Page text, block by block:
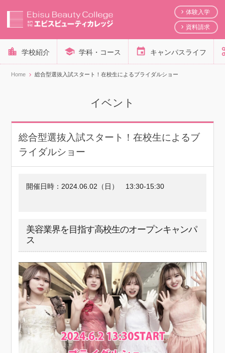
体験入学
資料請求
学校紹介 学科・コース キャンパスライフ
Home 総合型選抜入試スタート！在校生によるブライダルショー
イベント
総合型選抜入試スタート！在校生によるブ
ライダルショー
開催日時： 2024.06.02（日） 13:30-15:30
美容業界を目指す高校生のオープンキャンパ
ス